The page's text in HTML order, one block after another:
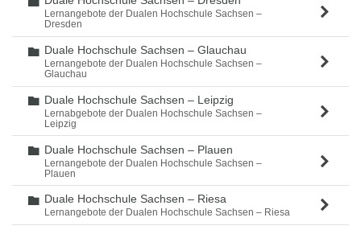
Lernangebote der Dualen Hochschule Sachsen –
Dresden
Ordner
Duale Hochschule Sachsen – Glauchau
Lernangebote der Dualen Hochschule Sachsen –
Glauchau
Ordner
Duale Hochschule Sachsen – Leipzig
Lernabgebote der Dualen Hochschule Sachsen –
Leipzig
Ordner
Duale Hochschule Sachsen – Plauen
Lernangebote der Dualen Hochschule Sachsen –
Plauen
Ordner
Duale Hochschule Sachsen – Riesa
Lernangebote der Dualen Hochschule Sachsen – Riesa